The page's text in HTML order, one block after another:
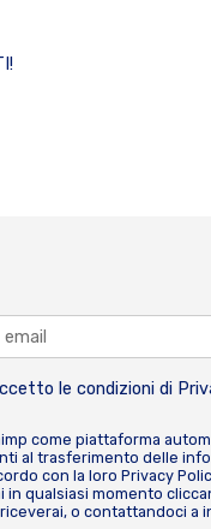
le condizioni di
come piattaforma
al trasferimento delle
con la loro Privacy
in qualsiasi momento
o contattandoci a